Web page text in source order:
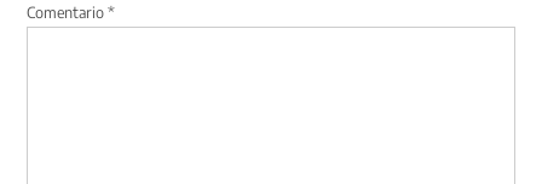
Comentario*